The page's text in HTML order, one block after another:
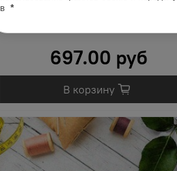
697.00 руб
В корзину
в *